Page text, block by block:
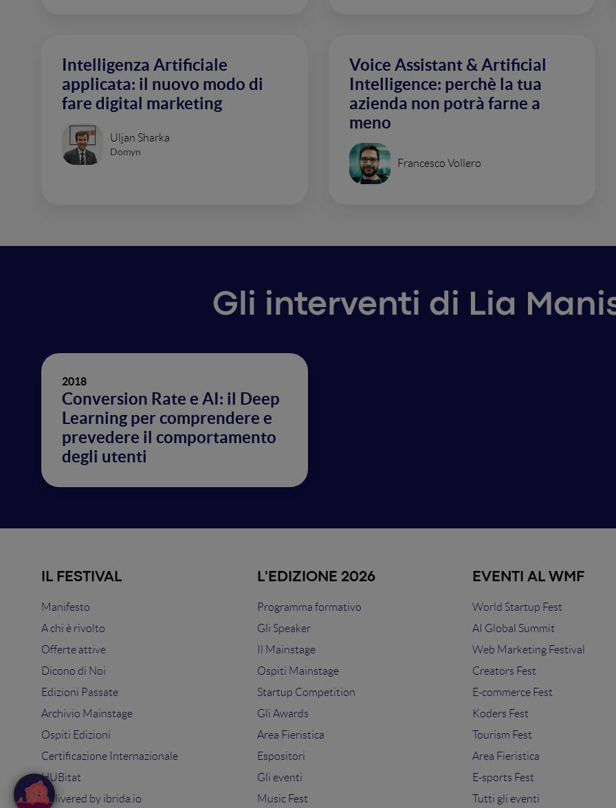
Intelligenza Artificiale
applicata: il nuovo modo di
fare digital marketing
Uljan Sharka
Domyn
Voice Assistant & Artificial
Intelligence: perchè la tua
azienda non potrà farne a
meno
Francesco Vollero
Gli interventi di Lia
2018
Conversion Rate e AI: il Deep
Learning per comprendere e
prevedere il comportamento
degli utenti
IL FESTIVAL
Manifesto
A chi è rivolto
Offerte attive
Dicono di Noi
Edizioni Passate
Archivio Mainstage
Ospiti Edizioni
Certificazione Internazionale
HUBitat
Delivered by ibrida.io
L'EDIZIONE 2026
Programma formativo
Gli Speaker
Il Mainstage
Ospiti Mainstage
Startup Competition
Gli Awards
Area Fieristica
Espositori
Gli eventi
Music Fest
EVENTI AL WMF
World Startup Fest
AI Global Summit
Web Marketing Festival
Creators Fest
E-commerce Fest
Koders Fest
Tourism Fest
Area Fieristica
E-sports Fest
Tutti gli eventi